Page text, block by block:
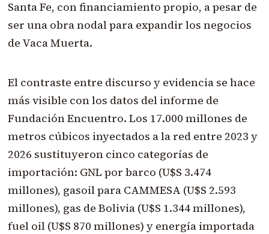
Santa Fe, con financiamiento propio, a pesar de
ser una obra nodal para expandir los negocios
de Vaca Muerta.
El contraste entre discurso y evidencia se hace
más visible con los datos del informe de
Fundación Encuentro. Los 17.000 millones de
metros cúbicos inyectados a la red entre 2023 y
2026 sustituyeron cinco categorías de
importación: GNL por barco (U$S 3.474
millones), gasoil para CAMMESA (U$S 2.593
millones), gas de Bolivia (U$S 1.344 millones),
fuel oil (U$S 870 millones) y energía importada